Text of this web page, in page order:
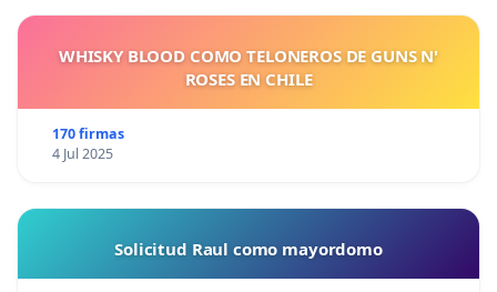
WHISKY BLOOD COMO TELONEROS DE GUNS N'
ROSES EN CHILE
170 firmas
4 Jul 2025
Solicitud Raul como mayordomo